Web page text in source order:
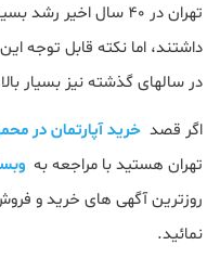
تهران در ۴۰ سال اخیر
داشتند، اما نکته قابل توجه
در سالهای گذشته نیز بسیار
اگر قصد خرید آپارتمان در
تهران هستید با مراجعه به
روزترین آگهی های خرید و
نمائید.